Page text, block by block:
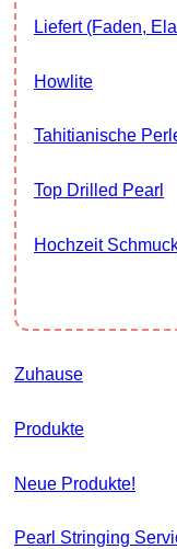
Liefert (Faden,
Howlite
Tahitianische
Top Drilled Pearl
Hochzeit
Zuhause
Produkte
Neue Produkte!
Pearl Stringing